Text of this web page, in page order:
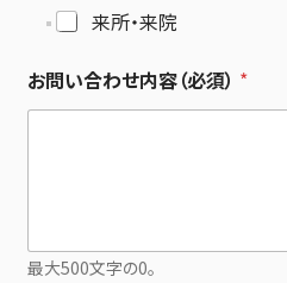
来所・来院
お問い合わせ内容（必須） *
最大500文字の0。